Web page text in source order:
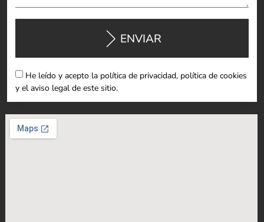
He leído y acepto la política de privacidad, política de cookies
y el aviso legal de este sitio.
ENVIAR